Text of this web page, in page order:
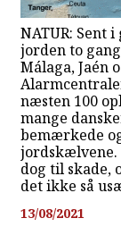
NATUR: Sent
jorden to
Málaga, Jaén
næsten 100
mange
bemærkede
jordskælvene.
dog til skade,
det ikke så
13/08/2021